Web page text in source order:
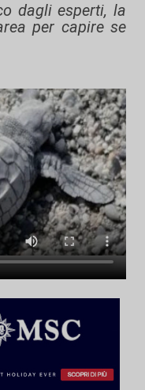
dagli esperti, la
per capire se